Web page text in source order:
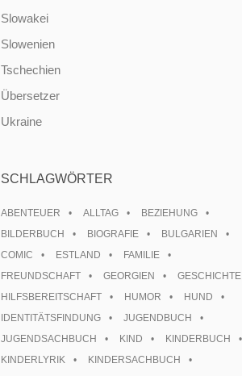
Slowakei
Slowenien
Tschechien
Übersetzer
Ukraine
SCHLAGWÖRTER
ABENTEUER ALLTAG
BEZIEHUNG
BILDERBUCH
BIOGRAFIE
BULGARIEN
COMIC
ESTLAND
FAMILIE
FREUNDSCHAFT
GEORGIEN
GESCHICHTE
HILFSBEREITSCHAFT
HUMOR
HUND
IDENTITÄTSFINDUNG
JUGENDBUCH
JUGENDSACHBUCH
KIND
KINDERBUCH
KINDERLYRIK
KINDERSACHBUCH